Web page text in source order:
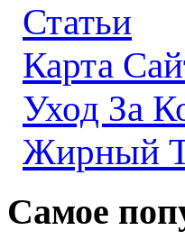
Статьи
Карта
Уход За
Жирный
Самое